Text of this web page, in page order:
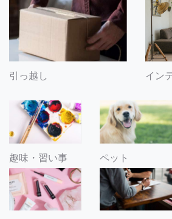
引っ越し イン
趣味・習い事 ペット